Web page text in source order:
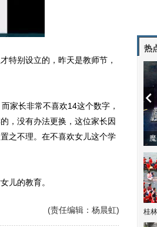
别设立的，昨天是教师节，
长非常不喜欢14这个数字，
，没有办法更换，这位家长因
之不理。在不喜欢女儿这个学
儿的教育。
(责任编辑：杨晨虹)
热
乔木 | “科创CP”渐入佳境
桂